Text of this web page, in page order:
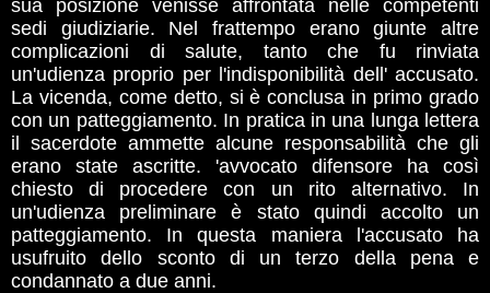
sua posizione venisse affrontata nelle competenti
sedi giudiziarie. Nel frattempo erano giunte altre
complicazioni di salute, tanto che fu rinviata
un'udienza proprio per l'indisponibilità dell' accusato.
La vicenda, come detto, si è conclusa in primo grado
con un patteggiamento. In pratica in una lunga lettera
il sacerdote ammette alcune responsabilità che gli
erano state ascritte. 'avvocato difensore ha così
chiesto di procedere con un rito alternativo. In
un'udienza preliminare è stato quindi accolto un
patteggiamento. In questa maniera l'accusato ha
usufruito dello sconto di un terzo della pena e
condannato a due anni.